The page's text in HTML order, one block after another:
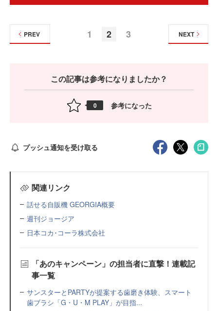
1 2 3
PREV NEXT
この記事は参考になりましたか？
0 参考になった
プッシュ通知を受け取る
関連リンク
話せる自販機 GEORGIA概要
週刊ジョージア
日本コカ･コーラ株式会社
「あのキャンペーン」の担当者に直撃！連載記
事一覧
サンスターとPARTYが提案する歯磨き体験、スマート
歯ブラシ「G・U・M PLAY」が目指...